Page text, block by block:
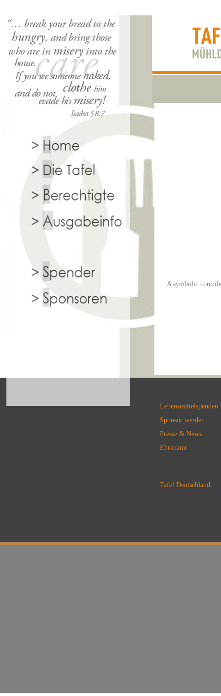
A symbolic
Lebensmittelspenden
Sponsor werden
Presse & News
Ehrenamt
Tafel Deutschland